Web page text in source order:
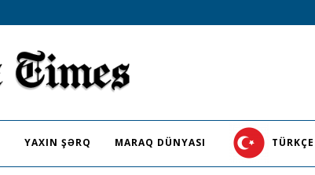
YAXIN ŞƏRQ MARAQ DÜNYASI TÜRKÇE